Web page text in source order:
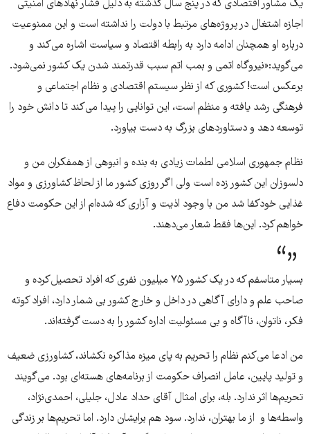
یک مشاور اقتصادی که در پنج سال گذشته به دلیل فشار نهادهای امنیتی
اجازه اشتغال در پروژه‌های مرتبط با دولت را نداشته است و این ممنوعیت
درباره او همچنان ادامه دارد به رابطه اقتصاد و سیاست اشاره می‌کند و
می‌گوید:«نیروگاه اتمی و بمب اتم سبب قدرتمند شدن یک کشور نمی‌شود.
برعکس است! کشوری که از نظر سیستم اقتصادی و نظام اجتماعی و
فرهنگی رشد یافته و منظم است، این توانایی را پیدا می‌کند تا دانش خود را
توسعه دهد و دستاوردهای بزرگ به دست بیاورد.
نظام جمهوری اسلامی لطمات زیادی به بنده و انبوهی از همفکران من و
دلسوزان این کشور زده است ولی اگر روزی کشور ما از لحاظ کشاورزی و مواد
غذایی خودکفا شد من با وجود اذیت و آزاری که شده‌ام از این حکومت دفاع
خواهم کرد. این‌ها فقط شعار می‌دهند.
بسیار متاسفم که در یک کشور ۷۵ میلیون نفری که افراد تحصیل‌کرده و
صاحب علم و دارای آگاهی در داخل و خارج کشور بی شمار دارد، افراد کوته
فکر، ناتوان، ناآگاه و بی مسئولیت اداره کشور را به دست گرفته‌‌اند.
من ادعا می‌کنم نظام را تحریم به پای میزه مذاکره نکشاند، کشاورزی ضعیف
و تولید پایین، عامل انصراف حکومت از برنامه‌های هسته‌ای بود. می‌گویند
تحریم‌ها اثر ندارد. بله، برای امثال آقای حداد عادل، جلیلی، احمدی‌نژاد،
واسطه‌ها و از ما بهتران، ندارد. سود هم برایشان دارد. اما تحریم‌ها بر زندگی